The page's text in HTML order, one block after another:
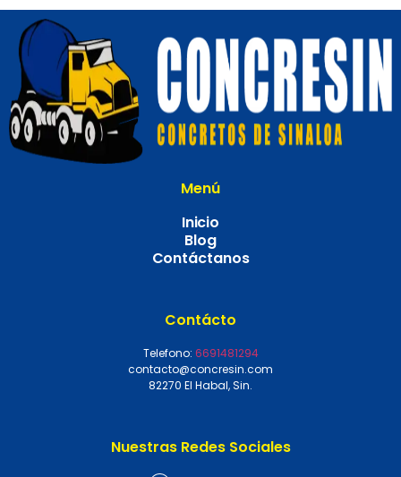
Menú
Inicio
Blog
Contáctanos
Contácto
Telefono: 6691481294
contacto@concresin.com
82270 El Habal, Sin.
Nuestras Redes Sociales